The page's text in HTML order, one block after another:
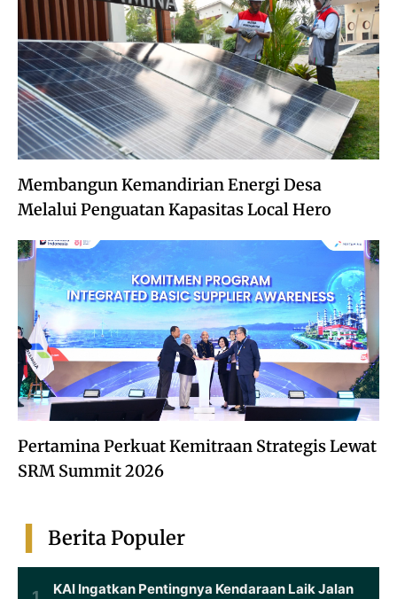
Membangun Kemandirian Energi Desa
Melalui Penguatan Kapasitas Local Hero
Pertamina Perkuat Kemitraan Strategis Lewat
SRM Summit 2026
Berita Populer